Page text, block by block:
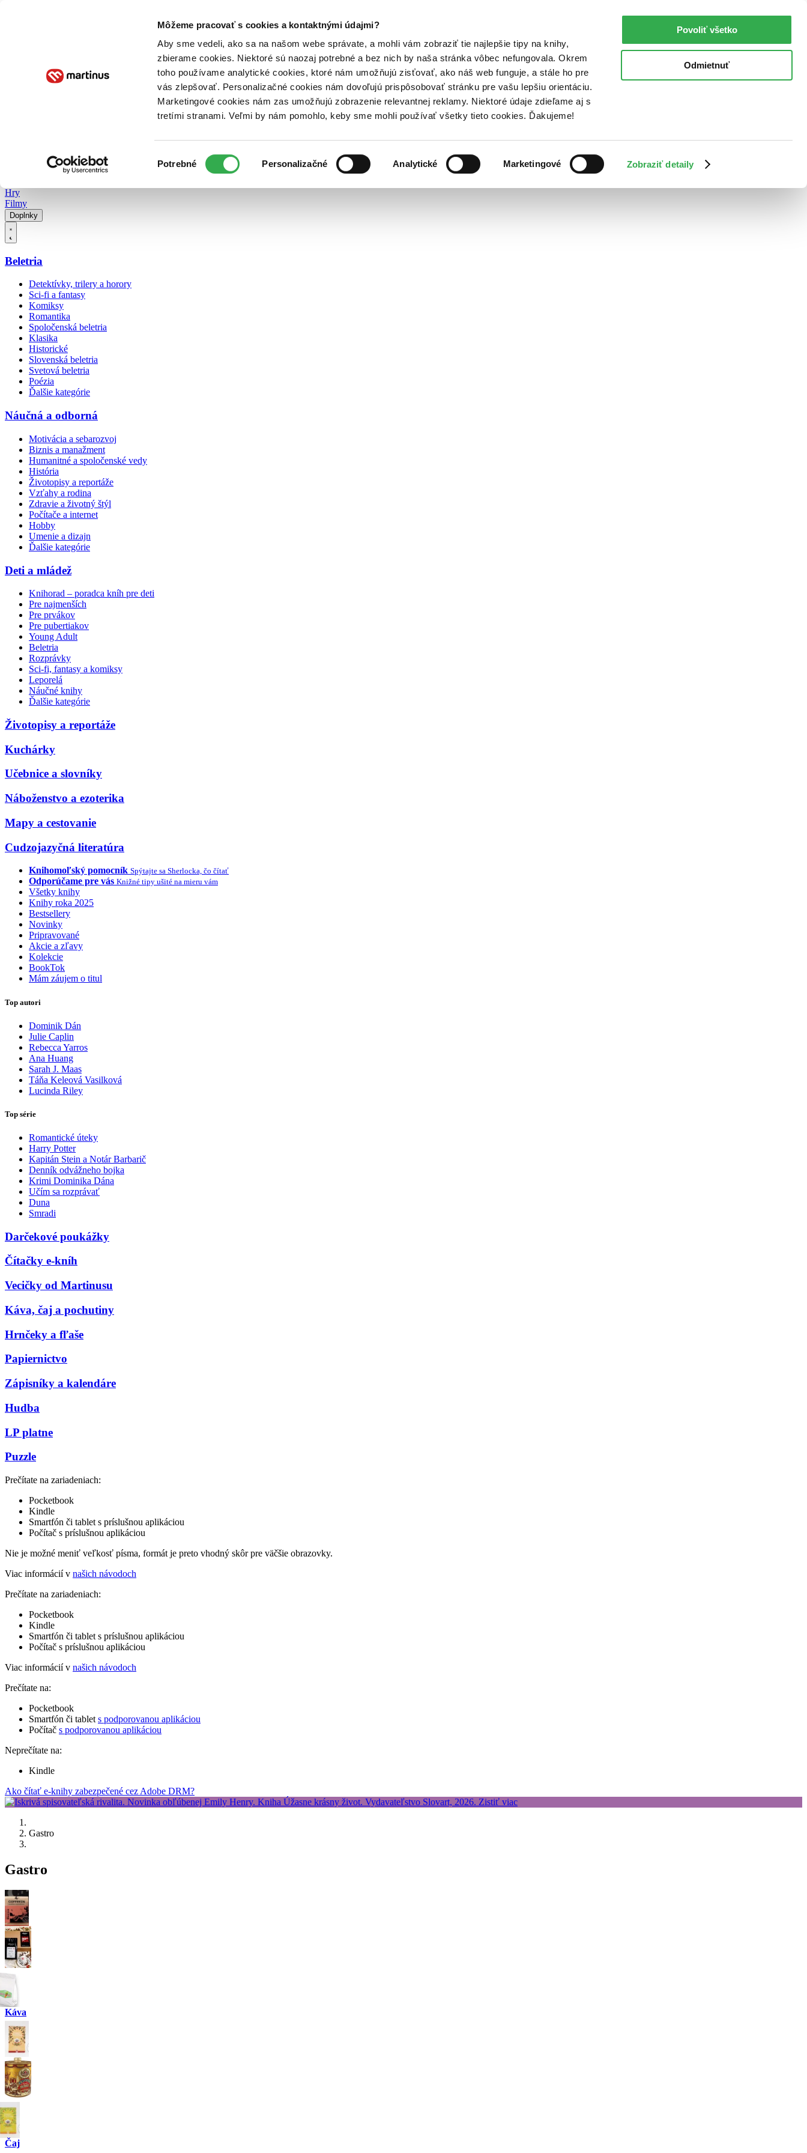
Môžeme pracovať s cookies a kontaktnými údajmi?
Aby sme vedeli, ako sa na našom webe správate, a mohli vám zobraziť tie najlepšie tipy na knihy,
zbierame cookies. Niektoré sú naozaj potrebné a bez nich by naša stránka vôbec nefungovala. Okrem
toho používame analytické cookies, ktoré nám umožňujú zisťovať, ako náš web funguje, a stále ho pre
vás zlepšovať. Personalizačné cookies nám dovoľujú prispôsobovať stránku pre vašu lepšiu orientáciu.
Marketingové cookies nám zas umožňujú zobrazenie relevantnej reklamy. Niektoré údaje zdieľame aj s
tretími stranami. Veľmi by nám pomohlo, keby sme mohli používať všetky tieto cookies. Ďakujeme!
súhlasu
Potrebné Personalizačné Analytické Marketingové Zobraziť detaily
Povoliť všetko
Odmietnuť
Poukážky Kontakt
Hry
Filmy
Doplnky
Beletria
Detektívky, trilery a horory
Sci-fi a fantasy
Komiksy
Romantika
Spoločenská beletria
Klasika
Historické
Slovenská beletria
Svetová beletria
Poézia
Ďalšie kategórie
Náučná a odborná
Motivácia a sebarozvoj
Biznis a manažment
Humanitné a spoločenské vedy
História
Životopisy a reportáže
Vzťahy a rodina
Zdravie a životný štýl
Počítače a internet
Hobby
Umenie a dizajn
Ďalšie kategórie
Deti a mládež
Knihorad – poradca kníh pre deti
Pre najmenších
Pre prvákov
Pre pubertiakov
Young Adult
Beletria
Rozprávky
Sci-fi, fantasy a komiksy
Leporelá
Náučné knihy
Ďalšie kategórie
Životopisy a reportáže
Kuchárky
Učebnice a slovníky
Náboženstvo a ezoterika
Mapy a cestovanie
Cudzojazyčná literatúra
Knihomoľský pomocník Spýtajte sa Sherlocka, čo čítať
Odporúčame pre vás Knižné tipy ušité na mieru vám
Všetky knihy
Knihy roka 2025
Bestsellery
Novinky
Pripravované
Akcie a zľavy
Kolekcie
BookTok
Mám záujem o titul
Top autori
Dominik Dán
Julie Caplin
Rebecca Yarros
Ana Huang
Sarah J. Maas
Táňa Keleová Vasilková
Lucinda Riley
Top série
Romantické úteky
Harry Potter
Kapitán Stein a Notár Barbarič
Denník odvážneho bojka
Krimi Dominika Dána
Učím sa rozprávať
Duna
Smradi
Darčekové poukážky
Čítačky e-kníh
Vecičky od Martinusu
Káva, čaj a pochutiny
Hrnčeky a fľaše
Papiernictvo
Zápisníky a kalendáre
Hudba
LP platne
Puzzle
Prečítate na zariadeniach:
Pocketbook
Kindle
Smartfón či tablet s príslušnou aplikáciou
Počítač s príslušnou aplikáciou
Nie je možné meniť veľkosť písma, formát je preto vhodný skôr pre väčšie obrazovky.
Viac informácií v našich návodoch
Prečítate na zariadeniach:
Pocketbook
Kindle
Smartfón či tablet s príslušnou aplikáciou
Počítač s príslušnou aplikáciou
Viac informácií v našich návodoch
Prečítate na:
Pocketbook
Smartfón či tablet s podporovanou aplikáciou
Počítač s podporovanou aplikáciou
Neprečítate na:
Kindle
Ako čítať e-knihy zabezpečené cez Adobe DRM?
Gastro
Gastro
Káva
Čaj